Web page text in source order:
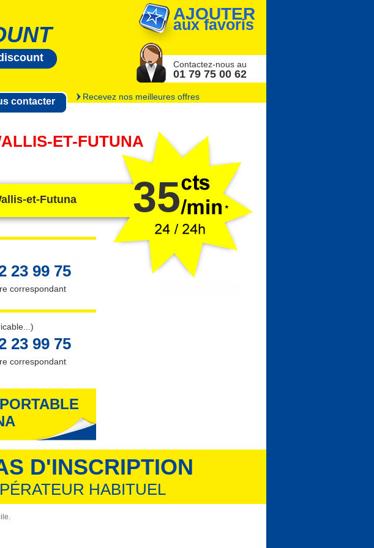
Contactez-nous au
01 79 75 00 62
AJOUTER
aux favoris
contacter Recevez nos meilleures offres
ET-FUTUNA
et-Futuna 35
23 99 75
correspondant
23 99 75
correspondant
PORTABLE
D'INSCRIPTION
HABITUEL